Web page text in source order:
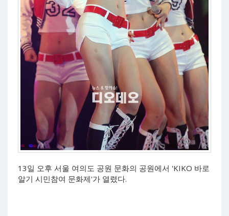
13일 오후 서울 여의도 공원 문화의 공원에서 'KIKO 바로
알기 시민참여 문화제'가 열렸다.